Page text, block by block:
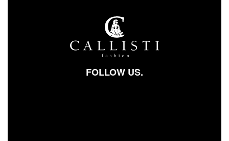
FOLLOW US.